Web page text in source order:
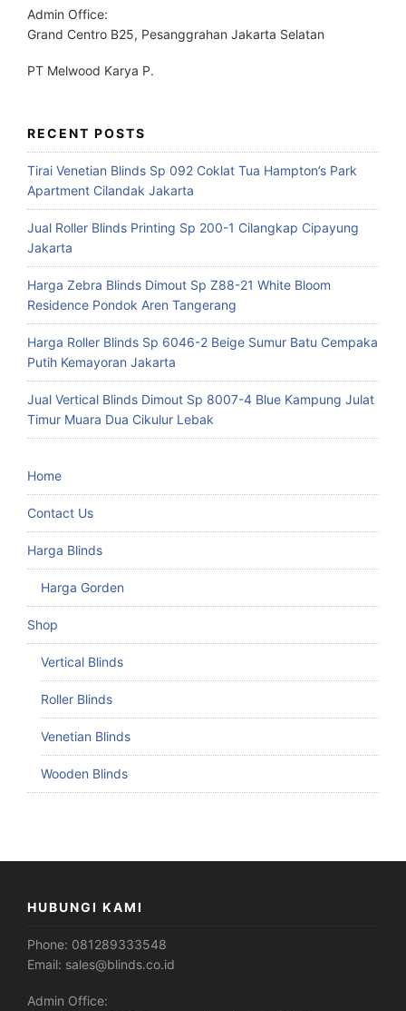
Admin Office:
Grand Centro B25, Pesanggrahan Jakarta Selatan
PT Melwood Karya P.
RECENT POSTS
Tirai Venetian Blinds Sp 092 Coklat Tua Hampton’s Park
Apartment Cilandak Jakarta
Jual Roller Blinds Printing Sp 200-1 Cilangkap Cipayung
Jakarta
Harga Zebra Blinds Dimout Sp Z88-21 White Bloom
Residence Pondok Aren Tangerang
Harga Roller Blinds Sp 6046-2 Beige Sumur Batu Cempaka
Putih Kemayoran Jakarta
Jual Vertical Blinds Dimout Sp 8007-4 Blue Kampung Julat
Timur Muara Dua Cikulur Lebak
Home
Contact Us
Harga Blinds
Harga Gorden
Shop
Vertical Blinds
Roller Blinds
Venetian Blinds
Wooden Blinds
HUBUNGI KAMI
Phone: 081289333548
Email: sales@blinds.co.id
Admin Office: